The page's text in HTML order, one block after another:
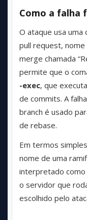
Como a falha
O ataque usa uma
pull request, nome
merge chamada
permite que o
-exec, que
de commits. A
branch é usado
de rebase.
Em termos
nome de uma
interpretado como
o servidor que
escolhido pelo